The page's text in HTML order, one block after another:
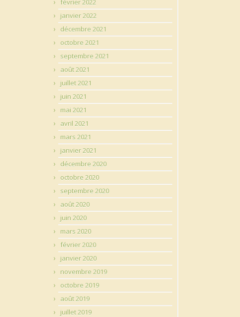
février 2022
janvier 2022
décembre 2021
octobre 2021
septembre 2021
août 2021
juillet 2021
juin 2021
mai 2021
avril 2021
mars 2021
janvier 2021
décembre 2020
octobre 2020
septembre 2020
août 2020
juin 2020
mars 2020
février 2020
janvier 2020
novembre 2019
octobre 2019
août 2019
juillet 2019